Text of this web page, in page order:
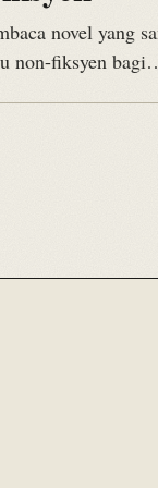
novel yang
non-fiksyen